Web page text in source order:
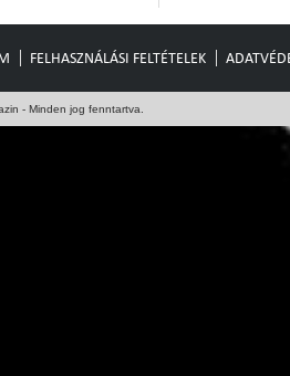
FELHASZNÁLÁSI FELTÉTELEK
- Minden jog fenntartva.